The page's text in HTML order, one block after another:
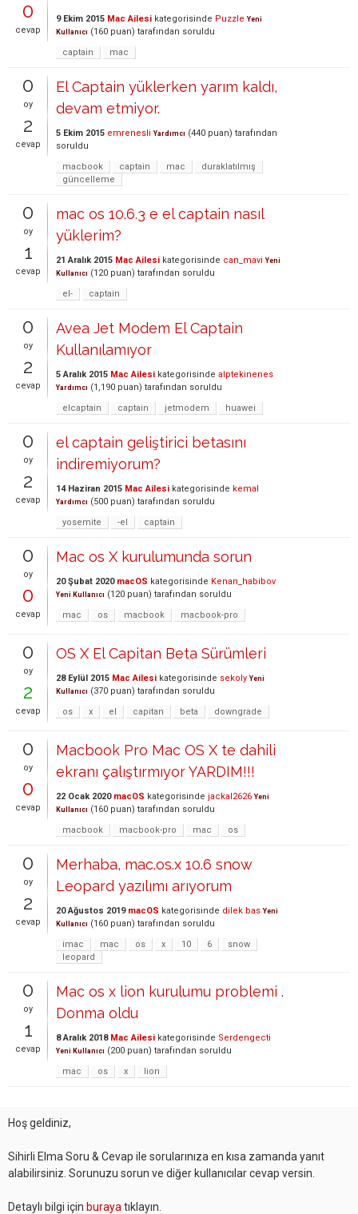
0
cevap
9 Ekim 2015 Mac Ailesi kategorisinde Puzzle Yeni
Kullanıcı (160 puan) tarafından soruldu
captain
mac
0
oy
2
cevap
El Captain yüklerken yarım kaldı,
devam etmiyor.
5 Ekim 2015 emrenesli Yardımcı (440 puan) tarafından
soruldu
macbook
captain mac
duraklatılmış
güncelleme
0
oy
1
cevap
mac os 10.6.3 e el captain nasıl
yüklerim?
21 Aralık 2015 Mac Ailesi kategorisinde can_mavi Yeni
Kullanıcı (120 puan) tarafından soruldu
el-
captain
0
oy
2
cevap
Avea Jet Modem El Captain
Kullanılamıyor
5 Aralık 2015 Mac Ailesi kategorisinde alptekinenes
Yardımcı (1,190 puan) tarafından soruldu
elcaptain
captain jetmodem huawei
0
oy
2
cevap
el captain geliştirici betasını
indiremiyorum?
14 Haziran 2015 Mac Ailesi kategorisinde kemal
Yardımcı (500 puan) tarafından soruldu
yosemite
-el captain
0
oy
0
cevap
Mac os X kurulumunda sorun
20 Şubat 2020 macOS kategorisinde Kenan_habibov
Yeni Kullanıcı (120 puan) tarafından soruldu
mac
os macbook macbook-pro
0
oy
2
cevap
OS X El Capitan Beta Sürümleri
28 Eylül 2015 Mac Ailesi kategorisinde sekoly Yeni
Kullanıcı (370 puan) tarafından soruldu
os
x el capitan beta downgrade
0
oy
0
cevap
Macbook Pro Mac OS X te dahili
ekranı çalıştırmıyor YARDIM!!!
22 Ocak 2020 macOS kategorisinde jackal2626 Yeni
Kullanıcı (160 puan) tarafından soruldu
macbook
macbook-pro mac os
0
oy
2
cevap
Merhaba, mac.os.x 10.6 snow
Leopard yazılımı arıyorum
20 Ağustos 2019 macOS kategorisinde dilek bas Yeni
Kullanıcı (160 puan) tarafından soruldu
imac
mac os x 10 6
snow
leopard
0
oy
1
cevap
Mac os x lion kurulumu problemi .
Donma oldu
8 Aralık 2018 Mac Ailesi kategorisinde Serdengecti
Yeni Kullanıcı (200 puan) tarafından soruldu
mac
os x lion
Hoş geldiniz,
Sihirli Elma Soru & Cevap ile sorularınıza en kısa zamanda yanıt
alabilirsiniz. Sorunuzu sorun ve diğer kullanıcılar cevap versin.
Detaylı bilgi için buraya tıklayın.